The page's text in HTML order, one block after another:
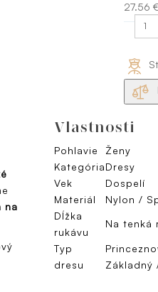
27.56
na
Vlastnosti
Pohlavie
Ženy
KategóriaDresy
Vek
Dospelí
Materiál
Nylon /
Dĺžka
rukávu
Na tenká
Typ
dresu